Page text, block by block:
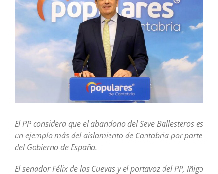
más
grande
El PP considera queel abandono del Seve Ballesteroses
un ejemplo más del aislamiento de Cantabria por parte
del Gobierno de España.
El senador Félix de las Cuevas y el portavoz del PP, Iñigo